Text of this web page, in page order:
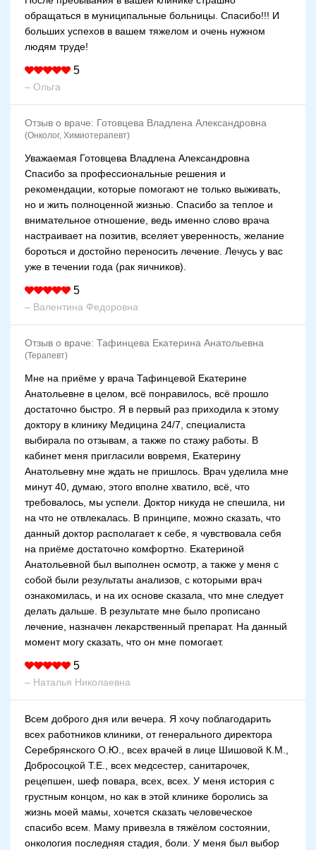
обращаться в муниципальные больницы. Спасибо!!! И
больших успехов в вашем тяжелом и очень нужном
людям труде!
5
– Ольга
Отзыв о враче: Готовцева Владлена Александровна
(Онколог, Химиотерапевт)
Уважаемая Готовцева Владлена Александровна
Спасибо за профессиональные решения и
рекомендации, которые помогают не только выживать,
но и жить полноценной жизнью. Спасибо за теплое и
внимательное отношение, ведь именно слово врача
настраивает на позитив, вселяет уверенность, желание
бороться и достойно переносить лечение. Лечусь у вас
уже в течении года (рак яичников).
5
– Валентина Федоровна
Отзыв о враче: Тафинцева Екатерина Анатольевна
(Терапевт)
Мне на приёме у врача Тафинцевой Екатерине
Анатольевне в целом, всё понравилось, всё прошло
достаточно быстро. Я в первый раз приходила к этому
доктору в клинику Медицина 24/7, специалиста
выбирала по отзывам, а также по стажу работы. В
кабинет меня пригласили вовремя, Екатерину
Анатольевну мне ждать не пришлось. Врач уделила мне
минут 40, думаю, этого вполне хватило, всё, что
требовалось, мы успели. Доктор никуда не спешила, ни
на что не отвлекалась. В принципе, можно сказать, что
данный доктор располагает к себе, я чувствовала себя
на приёме достаточно комфортно. Екатериной
Анатольевной был выполнен осмотр, а также у меня с
собой были результаты анализов, с которыми врач
ознакомилась, и на их основе сказала, что мне следует
делать дальше. В результате мне было прописано
лечение, назначен лекарственный препарат. На данный
момент могу сказать, что он мне помогает.
5
– Наталья Николаевна
Всем доброго дня или вечера. Я хочу поблагодарить
всех работников клиники, от генерального директора
Серебрянского О.Ю., всех врачей в лице Шишовой К.М.,
Добросоцкой Т.Е., всех медсестер, санитарочек,
рецепшен, шеф повара, всех, всех. У меня история с
грустным концом, но как в этой клинике боролись за
жизнь моей мамы, хочется сказать человеческое
спасибо всем. Маму привезла в тяжёлом состоянии,
онкология последняя стадия, боли. У меня был выбор